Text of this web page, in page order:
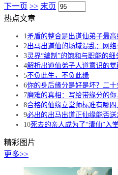
下一页 >> 末页
热点文章
1矛盾的整合是出道仙弟子最
2出马出道仙的场域混乱：网
3灵界“编制”的饱和与职能的细
4解析出道仙弟子人道意识的
5不负此生，不负此缘
6你的身后缘分是好是坏？二
7磨难的真相：写给带缘分的
8合格的仙缘立堂师标准有哪四
9必出的出马出道正仙缘能否送
10死去的亲人成为了“清仙”入
精彩图片
更多>>